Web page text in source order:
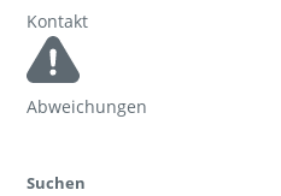
Kontakt
Abweichungen
Suchen